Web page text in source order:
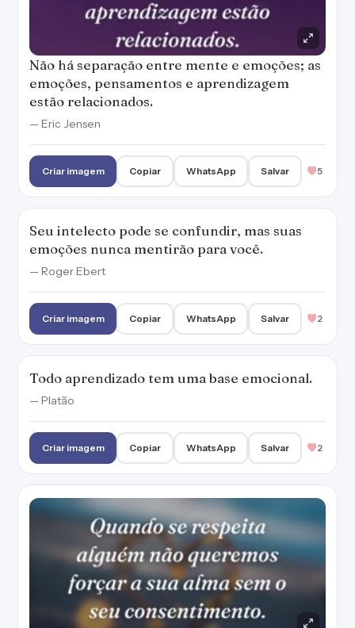
Não há separação entre mente e emoções; as
emoções, pensamentos e aprendizagem
estão relacionados.
— Eric Jensen
Criar imagem Copiar WhatsApp Salvar 5
Seu intelecto pode se confundir, mas suas
emoções nunca mentirão para você.
— Roger Ebert
Criar imagem Copiar WhatsApp Salvar 2
Todo aprendizado tem uma base emocional.
— Platão
Criar imagem Copiar WhatsApp Salvar 2